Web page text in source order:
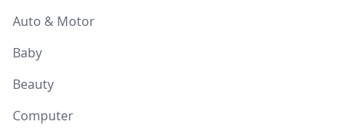
Auto & Motor
Baby
Beauty
Computer